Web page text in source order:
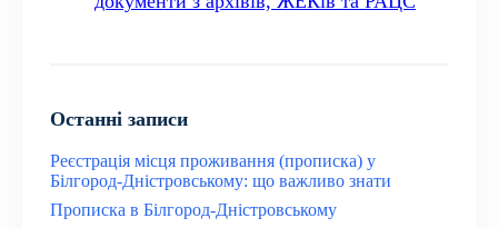
Останні записи
Реєстрація місця проживання (прописка) у
Білгород-Дністровському: що важливо знати
Прописка в Білгород-Дністровському